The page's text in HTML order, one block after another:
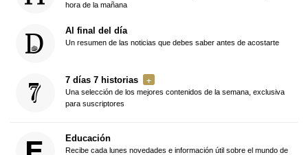
hora de la mañana
Al final del día
Un resumen de las noticias que debes saber antes de acostarte
7 días 7 historias
Una selección de los mejores contenidos de la semana, exclusiva
para suscriptores
Educación
Recibe cada lunes novedades e información útil sobre el mundo de